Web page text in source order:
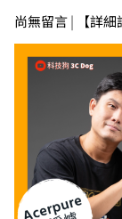
尚無留言| 【詳細